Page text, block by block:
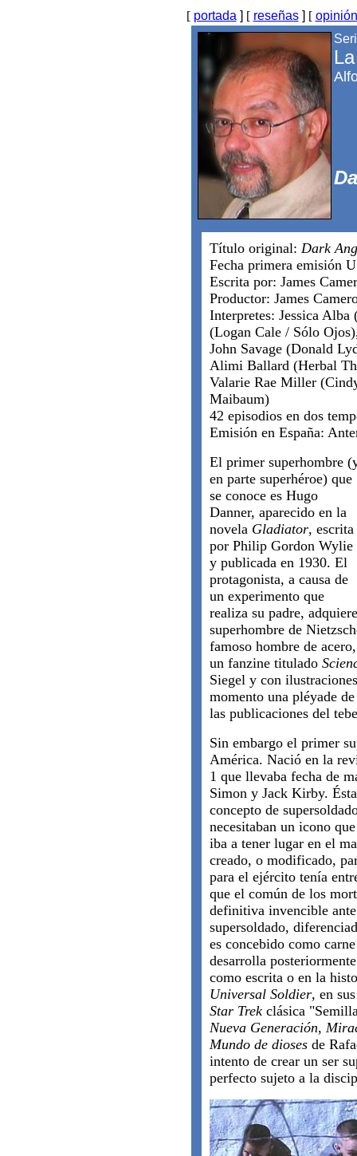
[ portada ] [ reseñas] [ opinión
Título original: Dark
Fecha primera emisión
Escrita por: James
Productor: James
Interpretes: Jessica
(Logan Cale / Sólo
John Savage (Donald
Alimi Ballard (Herbal
Valarie Rae Miller
Maibaum)
42 episodios en dos
Emisión en España:
El primer superhombre
en parte superhéroe) que
se conoce es Hugo
Danner, aparecido en la
novela Gladiator, escrita
por Philip Gordon Wylie
y publicada en 1930. El
protagonista, a causa de
un experimento que
realiza su padre,
superhombre de
famoso hombre de
un fanzine titulado
Siegel y con
momento una pléyade
las publicaciones del
Sin embargo el primer
América. Nació en la
1 que llevaba fecha de
Simon y Jack Kirby.
concepto de
necesitaban un icono
iba a tener lugar en el
creado, o modificado,
para el ejército tenía
que el común de los
definitiva invencible
supersoldado,
es concebido como
desarrolla
como escrita o en la
Universal Soldier, en
Star Trek clásica
Nueva Generación,
Mundo de dioses de
intento de crear un ser
perfecto sujeto a la